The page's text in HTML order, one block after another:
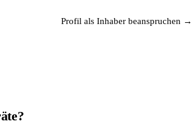
Profil als Inhaber beanspruchen →